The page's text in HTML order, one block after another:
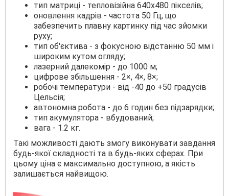
тип матриці - тепловізійна 640х480 пікселів;
оновлення кадрів - частота 50 Гц, що
забезпечить плавну картинку під час зйомки
руху;
тип об'єктива - з фокусною відстанню 50 мм і
широким кутом огляду;
лазерний далекомір - до 1000 м;
цифрове збільшення - 2×, 4×, 8×;
робочі температури - від -40 до +50 градусів
Цельсія;
автономна робота - до 6 годин без підзарядки;
тип акумулятора - вбудований;
вага - 1.2 кг.
Такі можливості дають змогу виконувати завдання
будь-якої складності та в будь-яких сферах. При
цьому ціна є максимально доступною, а якість
залишається найвищою.